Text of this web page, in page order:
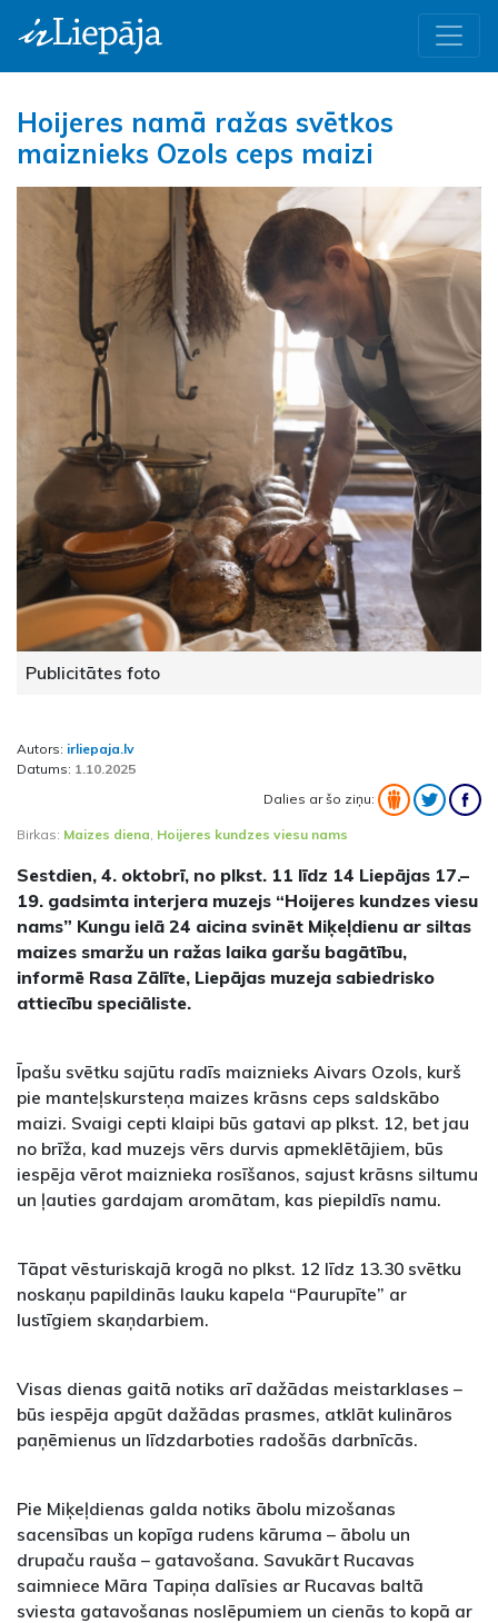
Hoijeres namā ražas svētkos
maiznieks Ozols ceps maizi
Publicitātes foto
Autors: irliepaja.lv
Datums: 1.10.2025
Dalies ar šo ziņu:
Birkas: Maizes diena Hoijeres kundzes viesu nams
Sestdien, 4. oktobrī, no plkst. 11 līdz 14 Liepājas 17.–
19. gadsimta interjera muzejs “Hoijeres kundzes viesu
nams” Kungu ielā 24 aicina svinēt Miķeļdienu ar siltas
maizes smaržu un ražas laika garšu bagātību,
informē Rasa Zālīte, Liepājas muzeja sabiedrisko
attiecību speciāliste.
Īpašu svētku sajūtu radīs maiznieks Aivars Ozols, kurš
pie manteļskursteņa maizes krāsns ceps saldskābo
maizi. Svaigi cepti klaipi būs gatavi ap plkst. 12, bet jau
no brīža, kad muzejs vērs durvis apmeklētājiem, būs
iespēja vērot maiznieka rosīšanos, sajust krāsns siltumu
un ļauties gardajam aromātam, kas piepildīs namu.
Tāpat vēsturiskajā krogā no plkst. 12 līdz 13.30 svētku
noskaņu papildinās lauku kapela “Paurupīte” ar
lustīgiem skaņdarbiem.
Visas dienas gaitā notiks arī dažādas meistarklases –
būs iespēja apgūt dažādas prasmes, atklāt kulināros
paņēmienus un līdzdarboties radošās darbnīcās.
Pie Miķeļdienas galda notiks ābolu mizošanas
sacensības un kopīga rudens kāruma – ābolu un
drupaču rauša – gatavošana. Savukārt Rucavas
saimniece Māra Tapiņa dalīsies ar Rucavas baltā
sviesta gatavošanas noslēpumiem un cienās to kopā ar